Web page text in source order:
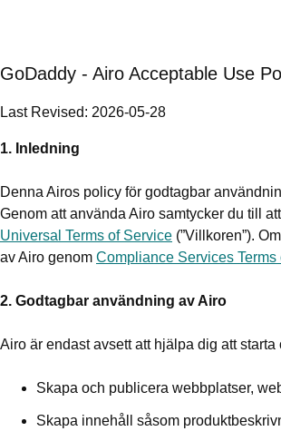
GoDaddy - Airo Acceptable Use
Last Revised: 2026-05-28
1. Inledning
Denna Airos policy för godtagbar
Genom att använda Airo samtycker du till
Universal Terms of Service (”Villkoren”).
av Airo genom Compliance Services Terms
2. Godtagbar användning av Airo
Airo är endast avsett att hjälpa dig att
Skapa och publicera webbplatser,
Skapa innehåll såsom